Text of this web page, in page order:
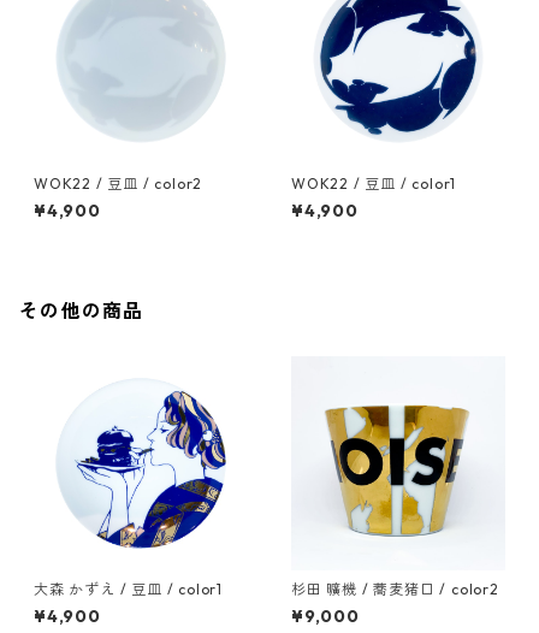
WOK22 / 豆皿 / color2
¥4,900
WOK22 / 豆皿 / color1
¥4,900
その他の商品
大森 かずえ / 豆皿 / color1
¥4,900
杉田 曠機 / 蕎麦猪口 / color2
¥9,000